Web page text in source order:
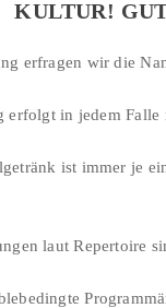
KULTUR!
erfragen wir die
erfolgt in jedem
ist immer je
laut Repertoire